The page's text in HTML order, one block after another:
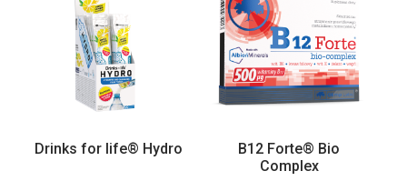
Drinks for life® Hydro
B12 Forte® Bio
Complex